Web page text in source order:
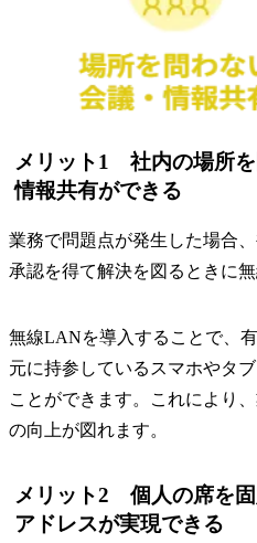
メリット1 社内の場所
情報共有ができる
業務で問題点が発生した場合
承認を得て解決を図るときに
無線LANを導入することで、
元に持参しているスマホやタ
ことができます。これにより
の向上が図れます。
メリット2 個人の席を
アドレスが実現できる